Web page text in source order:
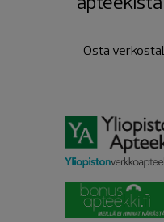
Osta verkosta